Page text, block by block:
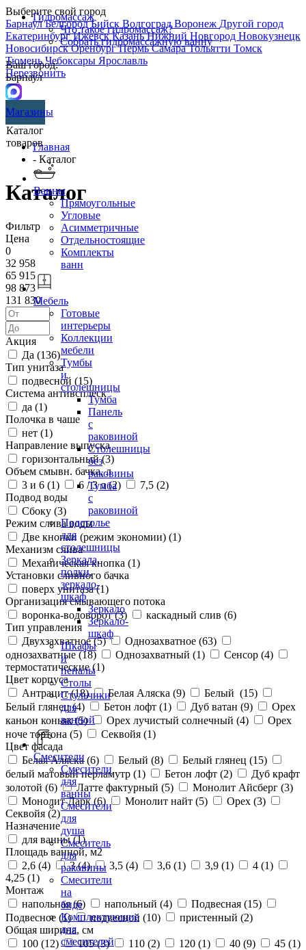
Выберите свой город
БарнаулБелгородБийск ВолгоградВоронеж Другой город
ЕкатеринбургИжевскКазаньНижний Новгород Новокузнецк
НовосибирскОренбургПермьСамараТольятти Томск
ТюменьЧебоксары Ярославль
Перезвонить
Гидромассаж
Что такое гидромассаж?
Собрать гидромассажную ванну
Ваш город:
Барнаул
Магазины
Каталог
товаров
Ванны
Прямоугольные
Угловые
Асимметричные
Отдельностоящие
Комплекты
ванн
Мебель
Готовые
интерьеры
Коллекции
мебели
Тумбы
и
столешницы
Тумба
Панель
с
раковиной
Столешницы
без
раковины
Тумба
с
раковиной
Подстолье
для
столешницы
Зеркала,
полки,
зеркало-
шкаф
Зеркало
Зеркало-
шкаф
Шкафы
и
пеналы
Столы
Стульчики
для
ванной
Смесители
Смесители
для
ванны
Смесители
для
душа
Смеситель
для
раковины
Смесители
на
биде
Комплектующие
для
смесителей
Главная
- Каталог
Каталог
Фильтр
Цена
0
32 958
65 915
98 873
131 830
Акция
Да (136)
Тип унитаза
подвесной (15)
Система антивсплеск
да (1)
Полочка в чаше
нет (1)
Направление выпуска
горизонтальный (3)
Объем смывн. бачка, л
3 и 6 (1) 6 / 3 л (2) 7,5 (2)
Подвод воды
Сбоку (3)
Режим слива воды
Две кнопки (режим экономии) (1)
Механизм слива
Механическая кнопка (1)
Установки сливного бачка
поверх унитаза (1)
Организация смывающего потока
воронка-водоворот (3) каскадный слив (6)
Тип управления
Двухзахватное (5) Однозахватное (63)
однозахватные (18) Однозахватный (1) Сенсор (4)
термостатические (1)
Цвет корпуса
Антрацит (18) Белая Аляска (9) Белый (15)
Белый глянец (4) Бетон лофт (1) Дуб ватан (9)
Орех
каньон коньяк (5) Орех лучистый солнечный (4)
Орех
ноче тортона (5) Секвойя (1)
Цвет фасада
Белая Аляска (6) Белый (8) Белый глянец (15)
белый матовый перламутр (1) Бетон лофт (2)
Дуб крафт
золотой (6) Латте фактурный (5) Монолит Айсберг (3)
Монолит Дарк (6) Монолит найт (5) Орех (3)
Секвойя (2)
Назначение
для ванны (1)
Площадь ванной, м2
2,6 (4) 3 (4) 3,5 (4) 3,6 (1) 3,9 (1) 4 (1)
4,25 (1)
Монтаж
напольная (6) напольный (4) Подвесная (15)
Подвесное (1) подвесной (10) пристенный (2)
Общая ширина, см
100 (12) 105 (3) 110 (2) 120 (1) 40 (9) 45 (1)